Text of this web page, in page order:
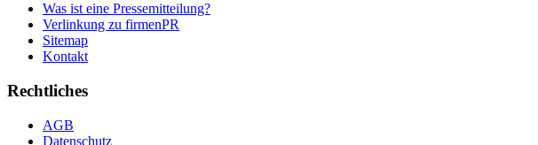
Was ist eine Pressemitteilung?
Verlinkung zu firmenPR
Sitemap
Kontakt
Rechtliches
AGB
Datenschutz